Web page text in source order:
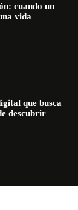
cuando un
vida
que busca
descubrir